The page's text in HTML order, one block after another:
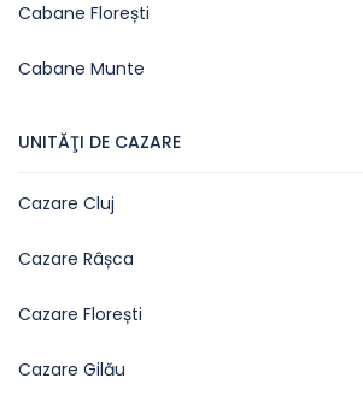
Cabane Florești
Cabane Munte
UNITĂŢI DE CAZARE
Cazare Cluj
Cazare Râșca
Cazare Florești
Cazare Gilău